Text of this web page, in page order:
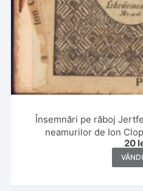
Însemnări pe răboj
neamurilor de Ion
20